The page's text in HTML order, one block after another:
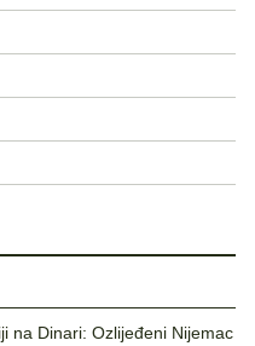
na Dinari: Ozlijeđeni Nijemac